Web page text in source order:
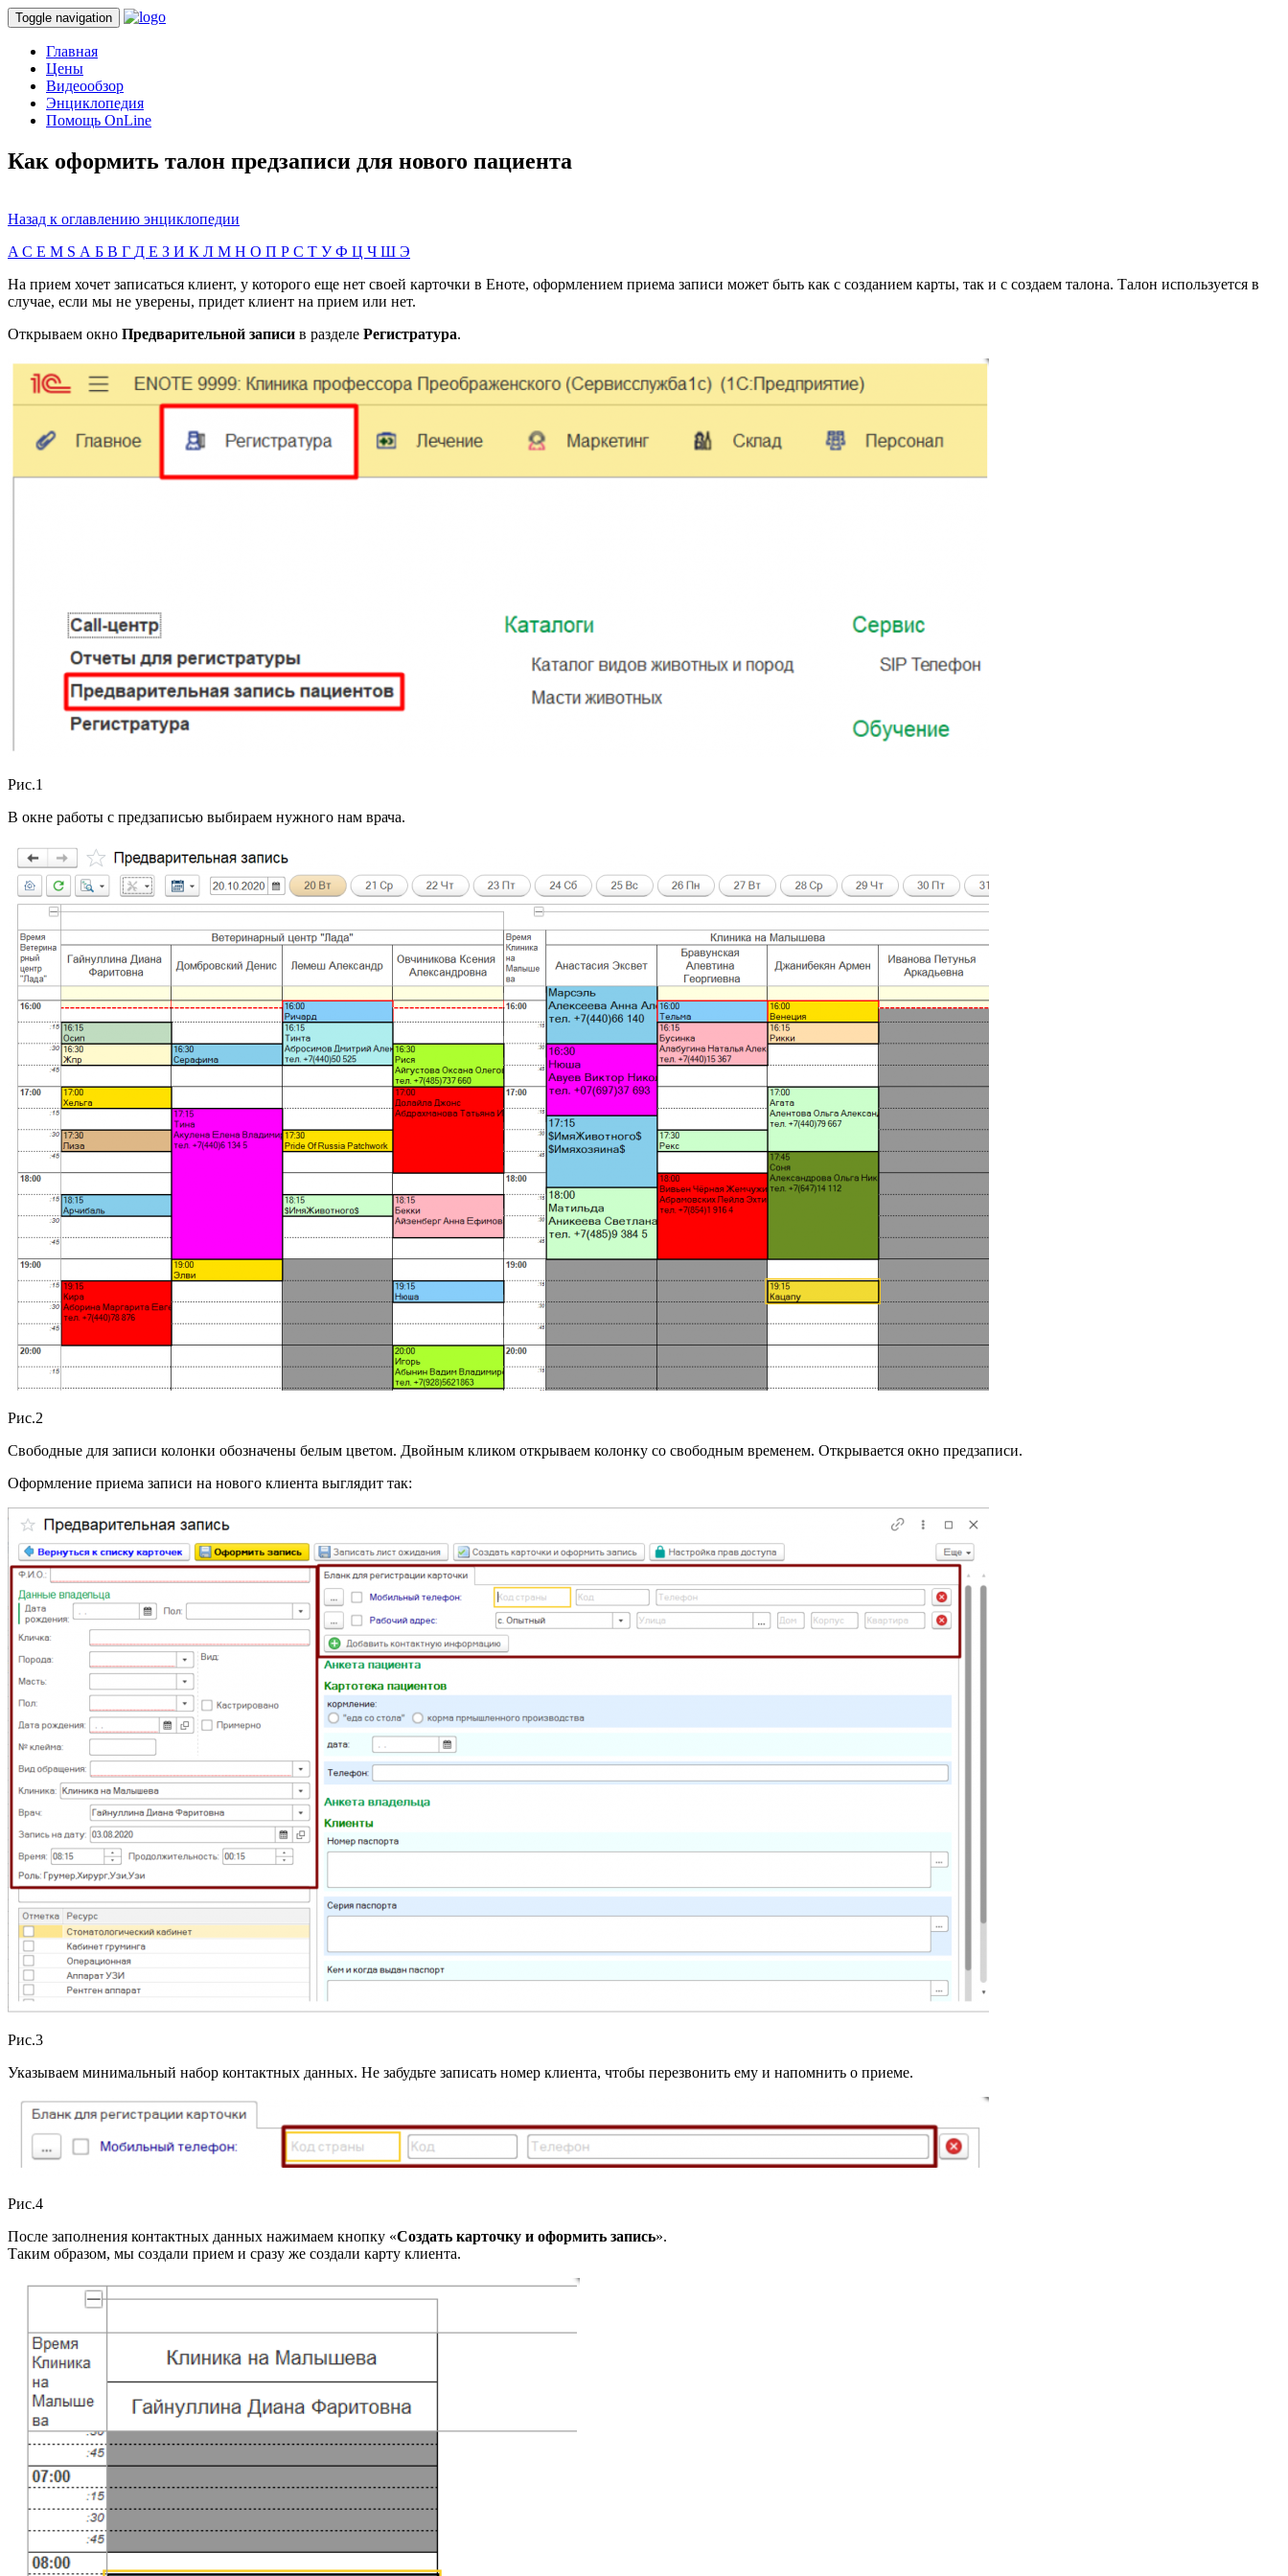
Toggle navigation
Главная
Цены
Видеообзор
Энциклопедия
Помощь OnLine
Как оформить талон предзаписи для нового пациента
Назад к оглавлению энциклопедии
A C E M S А Б В Г Д Е З И К Л М Н О П Р С Т УФ Ц Ч Ш Э
На прием хочет записаться клиент, у которого еще нет своей карточки в Еноте, оформлением приема записи может быть как с созданием карты, так и с создаем талона. Талон используется в
случае, если мы не уверены, придет клиент на прием или нет.
Открываем окно Предварительной записи в разделе Регистратура.
Рис.1
В окне работы с предзаписью выбираем нужного нам врача.
Рис.2
Свободные для записи колонки обозначены белым цветом. Двойным кликом открываем колонку со свободным временем. Открывается окно предзаписи.
Оформление приема записи на нового клиента выглядит так:
Рис.3
Указываем минимальный набор контактных данных. Не забудьте записать номер клиента, чтобы перезвонить ему и напомнить о приеме.
Рис.4
После заполнения контактных данных нажимаем кнопку «Создать карточку и оформить запись».
Таким образом, мы создали прием и сразу же создали карту клиента.